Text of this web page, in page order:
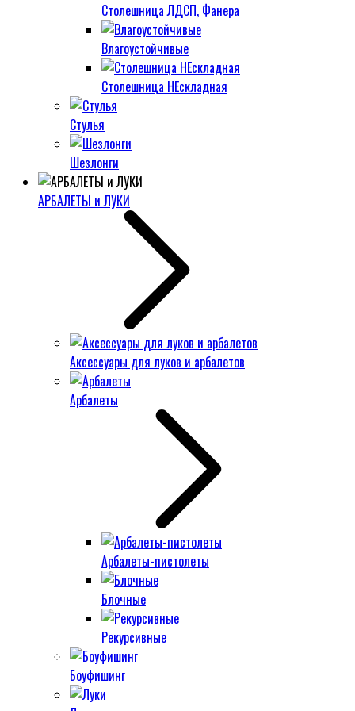
Столешница ЛДСП, Фанера
Влагоустойчивые
Столешница НЕскладная
Стулья
Шезлонги
АРБАЛЕТЫ и ЛУКИ
Аксессуары для луков и арбалетов
Арбалеты
Арбалеты-пистолеты
Блочные
Рекурсивные
Боуфишинг